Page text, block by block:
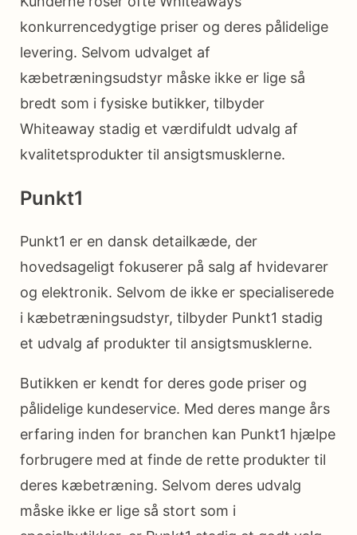
konkurrencedygtige priser og deres pålidelige
levering. Selvom udvalget af
kæbetræningsudstyr måske ikke er lige så
bredt som i fysiske butikker, tilbyder
Whiteaway stadig et værdifuldt udvalg af
kvalitetsprodukter til ansigtsmusklerne.
Punkt1
Punkt1 er en dansk detailkæde, der
hovedsageligt fokuserer på salg af hvidevarer
og elektronik. Selvom de ikke er specialiserede
i kæbetræningsudstyr, tilbyder Punkt1 stadig
et udvalg af produkter til ansigtsmusklerne.
Butikken er kendt for deres gode priser og
pålidelige kundeservice. Med deres mange års
erfaring inden for branchen kan Punkt1 hjælpe
forbrugere med at finde de rette produkter til
deres kæbetræning. Selvom deres udvalg
måske ikke er lige så stort som i